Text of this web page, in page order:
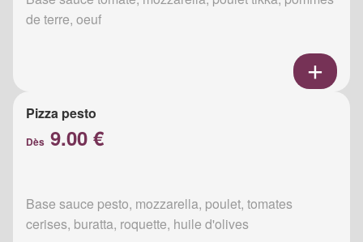
de terre, oeuf
Pizza pesto
Dès 9.00 €
Base sauce pesto, mozzarella, poulet, tomates
cerises, buratta, roquette, huile d'olives